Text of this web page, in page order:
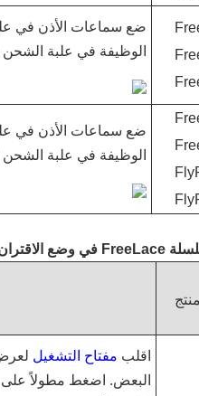
ضع سماعات الأذن في
الوظيفة في علبة
ضع سماعات الأذن في
الوظيفة في علبة
وضع
اقلب مفتاح التشغيل
البعض. اضغط مطولاً على